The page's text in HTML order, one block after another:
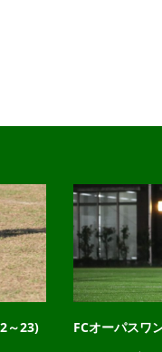
～23) FCオーパスワ